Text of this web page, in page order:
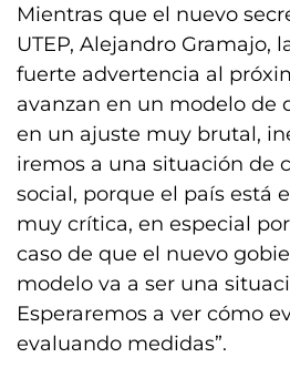
Mientras que el nuevo
UTEP, Alejandro Gramajo,
fuerte advertencia al
avanzan en un modelo de
en un ajuste muy brutal,
iremos a una situación de
social, porque el país está
muy crítica, en especial
caso de que el nuevo
modelo va a ser una
Esperaremos a ver cómo
evaluando medidas”.